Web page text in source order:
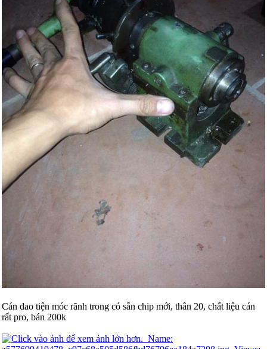
Cán dao tiện móc rãnh trong có sẵn chip mới, thân 20, chất liệu cán
rất pro, bán 200k